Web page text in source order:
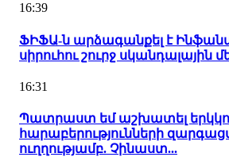
16:39
ՖԻՖԱ-ն արձագանքել է
սիրուհու շուրջ սկանդալային
16:31
Պատրաստ եմ աշխատել
հարաբերությունների
ուղղությամբ. Չինաստ...